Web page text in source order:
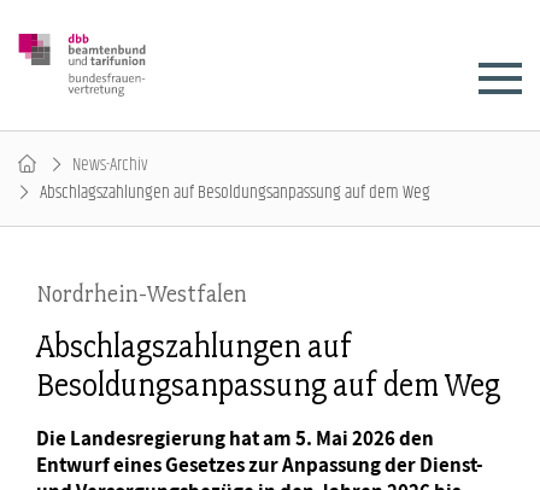
News-Archiv
Abschlagszahlungen auf Besoldungsanpassung auf dem Weg
Nordrhein-Westfalen
Abschlagszahlungen auf
Besoldungsanpassung auf dem Weg
Die Landesregierung hat am 5. Mai 2026 den
Entwurf eines Gesetzes zur Anpassung der Dienst-